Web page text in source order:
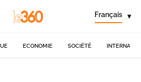
Français ▾
ECONOMIE SOCIÉTÉ